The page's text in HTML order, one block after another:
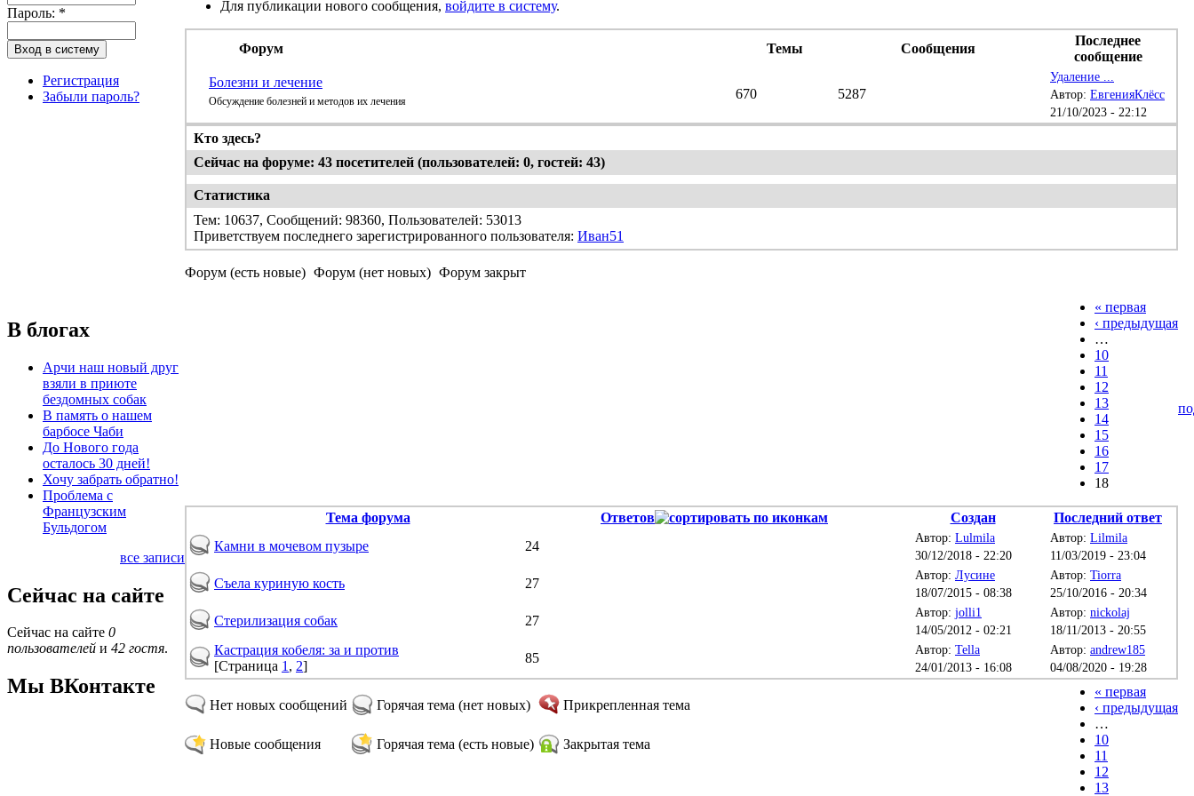
Пароль: *
Регистрация
Забыли пароль?
В блогах
Арчи наш новый друг
взяли в приюте
бездомных собак
В память о нашем
барбосе Чаби
До Нового года
осталось 30 дней!
Хочу забрать обратно!
Проблема с
Французским
Бульдогом
все записи
Сейчас на сайте
Сейчас на сайте 0
пользователей и 42 гостя.
Мы ВКонтакте
Для публикации нового сообщения, войдите в систему.
Форум Темы Сообщения
Последнее
сообщение
Болезни и лечение
Обсуждение болезней и методов их лечения 670 5287
Удаление ...
Автор: ЕвгенияКлёсс
21/10/2023 - 22:12
Кто здесь?
Сейчас на форуме: 43 посетителей (пользователей: 0, гостей: 43)
Статистика
Тем: 10637, Сообщений: 98360, Пользователей: 53013
Приветствуем последнего зарегистрированного пользователя: Иван51
Форум (есть новые) Форум (нет новых) Форум закрыт
« первая
‹ предыдущая
…
10
11
12
13
14
15
16
17
18
Тема форума Ответов Создан
Последний ответ
Камни в мочевом пузыре
24
Автор: Lulmila
30/12/2018 - 22:20
Автор: Lilmila
11/03/2019 - 23:04
Съела куриную кость 27
Автор: Лусине
18/07/2015 - 08:38
Автор: Tiorra
25/10/2016 - 20:34
Стерилизация собак 27
Автор: jolli1
14/05/2012 - 02:21
Автор: nickolaj
18/11/2013 - 20:55
Кастрация кобеля: за и против
[Страница 1 , 2]
85
Автор: Tella
24/01/2013 - 16:08
Автор: andrew185
04/08/2020 - 19:28
Нет новых сообщений
Новые сообщения
Горячая тема (нет новых)
Горячая тема (есть новые)
Прикрепленная тема
Закрытая тема
« первая
‹ предыдущая
…
10
11
12
13